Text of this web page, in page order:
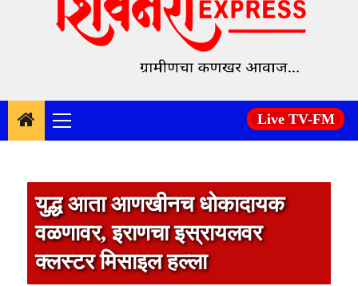
Primary
Menu
Live TV-FM
युद्ध आता आणखीनच धोकादायक
वळणावर, इराणचा इस्रायलवर
क्लस्टर मिसाइल हल्ला